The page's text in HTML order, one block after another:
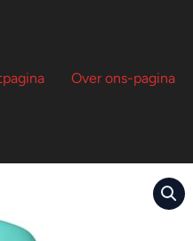
Over ons-pagina